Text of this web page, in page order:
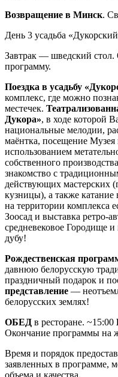
Возвращение в Минск.
День 3 усадьба
Завтрак — шведский
программу.
Поездка в усадьбу
комплекс, где можно
местечек.
Дукора», в ходе которой
национальные мелодии,
маёнтка, посещение Музея
использованием
собственного
знакомство с
действующих мастерских
кузницы), а также катание
на территории комплекса
Зоосад и выставка ретро-
средневековое Городище
дубу!
Рождественская
давнюю белорусскую
праздничный подарок и
представление —
белорусских землях!
ОБЕД в ресторане. ~15:00
Окончание программы на
Время и порядок
заявленных в программе,
объема и качества.